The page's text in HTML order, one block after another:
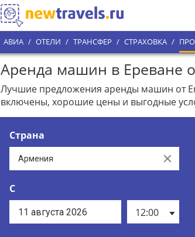
АВИА / ОТЕЛИ / ТРАНСФЕР / СТРАХОВКА /
Аренда машин в Ереване
Лучшие предложения аренды машин от
включены, хорошие цены и выгодные
Страна
Clear
С
12:00